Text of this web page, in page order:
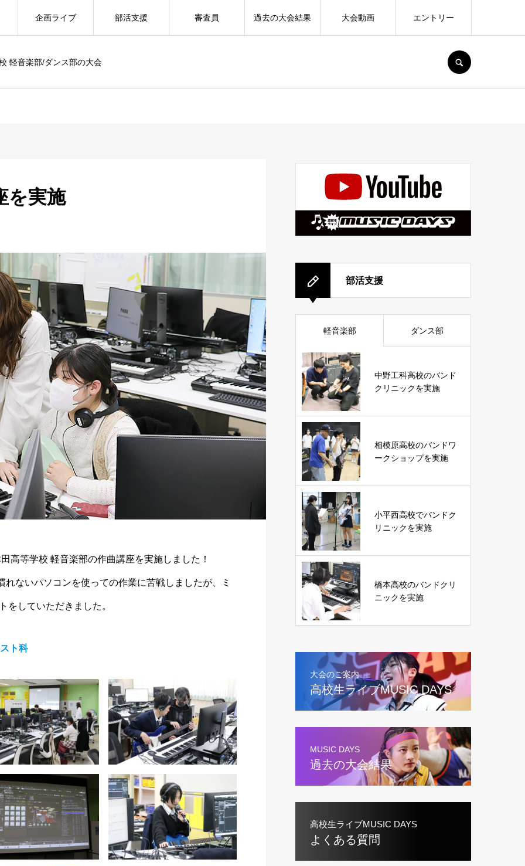
軽音楽部/ダンス部の大会
企画ライブ 部活支援 審査員 過去の大会結果 大会動画 エントリー
を実施
高等学校 軽音楽部の作曲講座を実施しました！
ないパソコンを使っての作業に苦戦しましたが、ミ
をしていただきました。
ト科
部活支援
軽音楽部 ダンス部
中野工科高校のバンド
クリニックを実施
相模原高校のバンドワ
ークショップを実施
小平西高校でバンドク
リニックを実施
橋本高校のバンドクリ
ニックを実施
大会のご案内
高校生ライブMUSIC DAYS
MUSIC DAYS
過去の大会結果
高校生ライブMUSIC DAYS
よくある質問